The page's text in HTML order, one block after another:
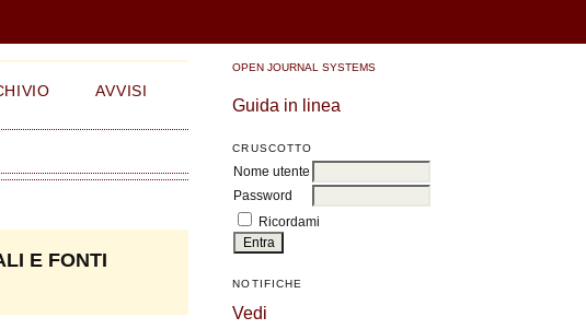
OPEN JOURNAL SYSTEMS
Guida in linea
CRUSCOTTO
Nome utente
Password
Ricordami
NOTIFICHE
Vedi
AVVISI
E FONTI